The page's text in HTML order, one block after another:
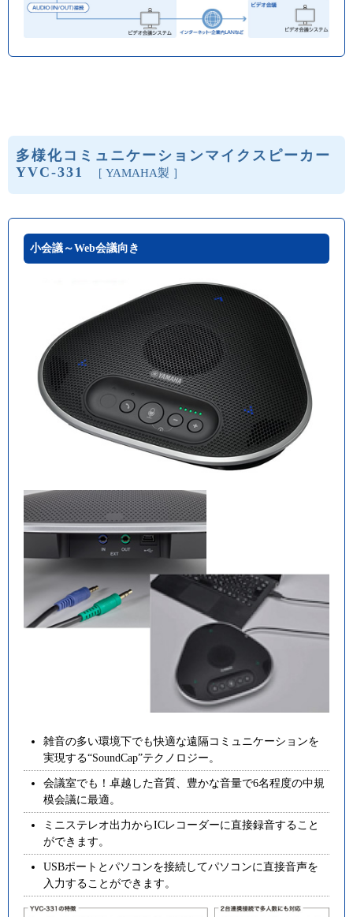
多様化コミュニケーションマイクスピーカー
YVC-331
［ YAMAHA製 ］
小会議～Web会議向き
雑音の多い環境下でも快適な遠隔コミュニケーションを
実現する“SoundCap”テクノロジー。
会議室でも！卓越した音質、豊かな音量で6名程度の中規
模会議に最適。
ミニステレオ出力からICレコーダーに直接録音すること
ができます。
USBポートとパソコンを接続してパソコンに直接音声を
入力することができます。